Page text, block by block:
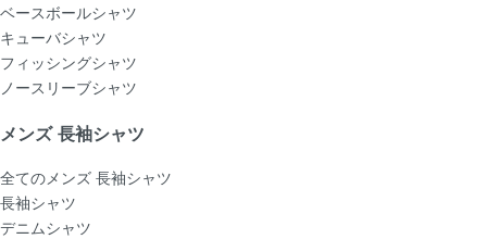
ベースボールシャツ
キューバシャツ
フィッシングシャツ
ノースリーブシャツ
メンズ 長袖シャツ
全てのメンズ 長袖シャツ
長袖シャツ
デニムシャツ